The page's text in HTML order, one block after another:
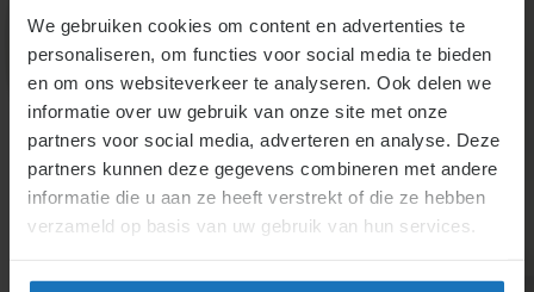
We gebruiken cookies om content en advertenties te
personaliseren, om functies voor social media te bieden
en om ons websiteverkeer te analyseren. Ook delen we
informatie over uw gebruik van onze site met onze
partners voor social media, adverteren en analyse. Deze
partners kunnen deze gegevens combineren met andere
informatie die u aan ze heeft verstrekt of die ze hebben
verzameld op basis van uw gebruik van hun services.
2.1.2.1. Veranderen van het
tijdstip waarop de
arbeidsovereenkomst eindigt
Een arbeidsovereenkomst kan worden gewijzigd,